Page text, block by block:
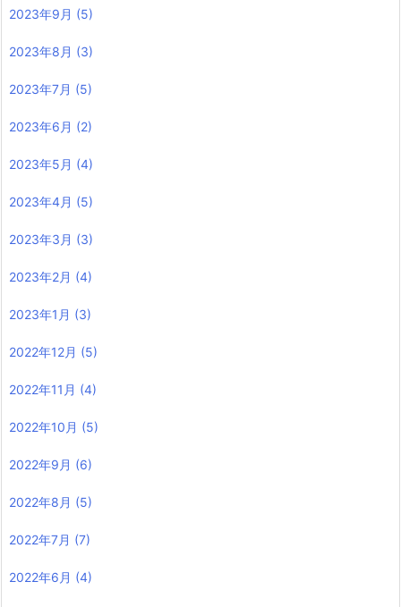
2023年9月 (5)
2023年8月 (3)
2023年7月 (5)
2023年6月 (2)
2023年5月 (4)
2023年4月 (5)
2023年3月 (3)
2023年2月 (4)
2023年1月 (3)
2022年12月 (5)
2022年11月 (4)
2022年10月 (5)
2022年9月 (6)
2022年8月 (5)
2022年7月 (7)
2022年6月 (4)